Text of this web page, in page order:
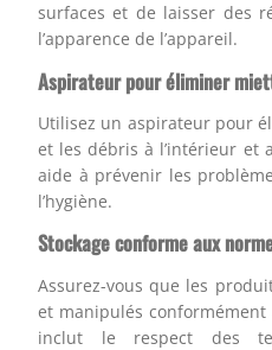
surfaces et de laisser des
l’apparence de l’appareil.
Aspirateur pour éliminer
Utilisez un aspirateur pour
et les débris à l’intérieur et
aide à prévenir les
l’hygiène.
Stockage conforme aux
Assurez-vous que les
et manipulés conformément
inclut le respect des